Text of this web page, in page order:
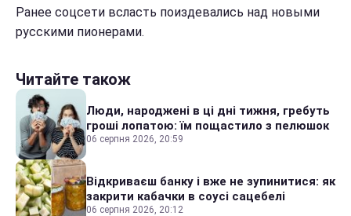
Ранее соцсети всласть поиздевались над новыми
русскими пионерами.
Читайте також
Люди, народжені в ці дні тижня, гребуть
гроші лопатою: їм пощастило з пелюшок
06 серпня 2026, 20:59
Відкриваєш банку і вже не зупинитися: як
закрити кабачки в соусі сацебелі
06 серпня 2026, 20:12